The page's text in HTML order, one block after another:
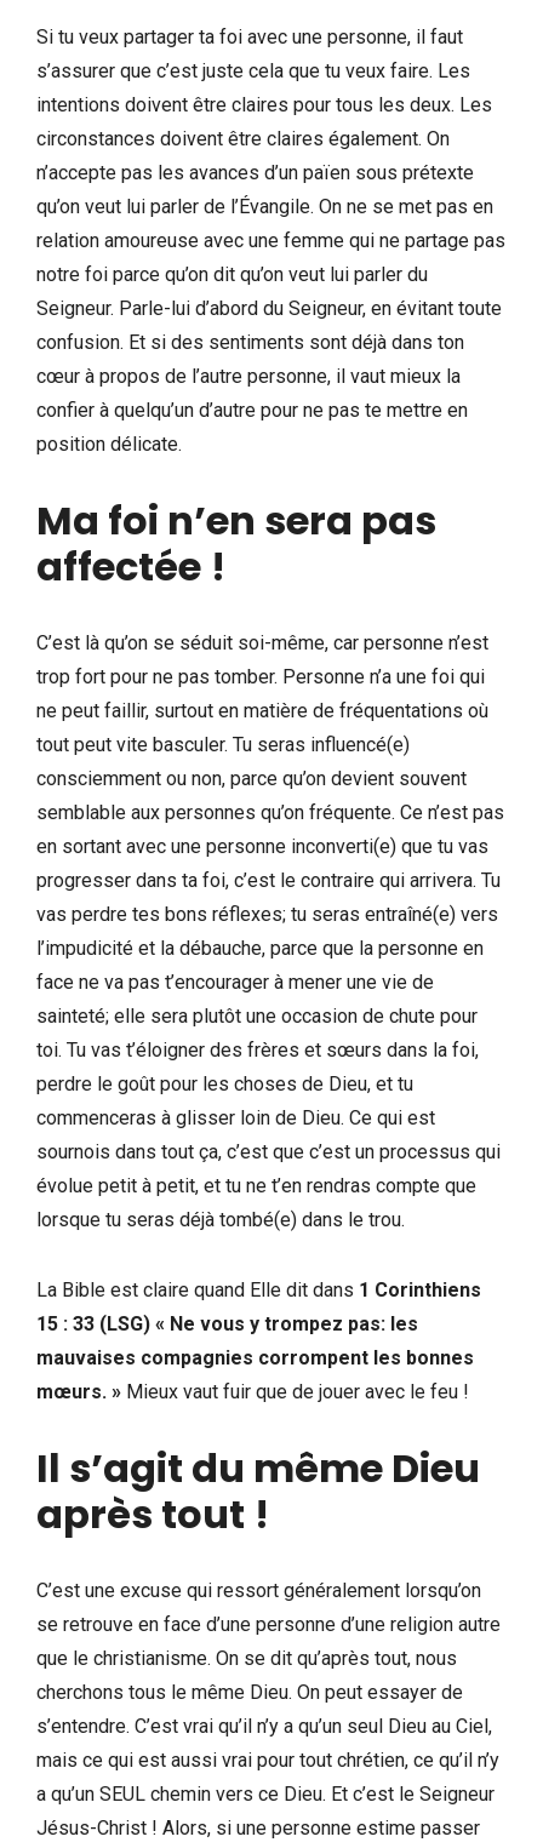
Si tu veux partager ta foi avec une personne, il faut
s’assurer que c’est juste cela que tu veux faire. Les
intentions doivent être claires pour tous les deux. Les
circonstances doivent être claires également. On
n’accepte pas les avances d’un païen sous prétexte
qu’on veut lui parler de l’Évangile. On ne se met pas en
relation amoureuse avec une femme qui ne partage pas
notre foi parce qu’on dit qu’on veut lui parler du
Seigneur. Parle-lui d’abord du Seigneur, en évitant toute
confusion. Et si des sentiments sont déjà dans ton
cœur à propos de l’autre personne, il vaut mieux la
confier à quelqu’un d’autre pour ne pas te mettre en
position délicate.
Ma foi n’en sera pas
affectée !
C’est là qu’on se séduit soi-même, car personne n’est
trop fort pour ne pas tomber. Personne n’a une foi qui
ne peut faillir, surtout en matière de fréquentations où
tout peut vite basculer. Tu seras influencé(e)
consciemment ou non, parce qu’on devient souvent
semblable aux personnes qu’on fréquente. Ce n’est pas
en sortant avec une personne inconverti(e) que tu vas
progresser dans ta foi, c’est le contraire qui arrivera. Tu
vas perdre tes bons réflexes; tu seras entraîné(e) vers
l’impudicité et la débauche, parce que la personne en
face ne va pas t’encourager à mener une vie de
sainteté; elle sera plutôt une occasion de chute pour
toi. Tu vas t’éloigner des frères et sœurs dans la foi,
perdre le goût pour les choses de Dieu, et tu
commenceras à glisser loin de Dieu. Ce qui est
sournois dans tout ça, c’est que c’est un processus qui
évolue petit à petit, et tu ne t’en rendras compte que
lorsque tu seras déjà tombé(e) dans le trou.
La Bible est claire quand Elle dit dans 1 Corinthiens
15 : 33 (LSG) « Ne vous y trompez pas: les
mauvaises compagnies corrompent les bonnes
mœurs. » Mieux vaut fuir que de jouer avec le feu !
Il s’agit du même Dieu
après tout !
C’est une excuse qui ressort généralement lorsqu’on
se retrouve en face d’une personne d’une religion autre
que le christianisme. On se dit qu’après tout, nous
cherchons tous le même Dieu. On peut essayer de
s’entendre. C’est vrai qu’il n’y a qu’un seul Dieu au Ciel,
mais ce qui est aussi vrai pour tout chrétien, ce qu’il n’y
a qu’un SEUL chemin vers ce Dieu. Et c’est le Seigneur
Jésus-Christ ! Alors, si une personne estime passer